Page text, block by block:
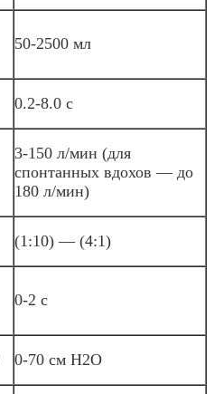
50-2500 мл
0.2-8.0 с
3-150 л/мин (для
спонтанных вдохов — до
180 л/мин)
(1:10) — (4:1)
0-2 с
0-70 см Н2O